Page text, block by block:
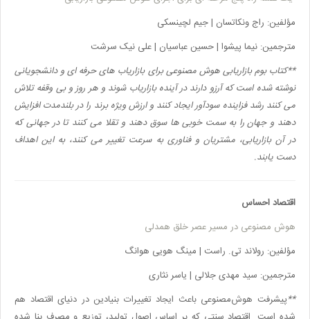
مؤلفین: راج ونکاتسان | جیم لچینسکی
مترجمین: نیما پیشوا | حسین عباسیان | علی نیک سرشت
**کتاببوم بازاریابی هوش مصنوعی برای بازاریاب های حرفه ای و دانشجویانی
نوشته شده است که آرزو دارند در آینده بازاریاب شوند و هر روز و بی وقفه تلاش
می کنند رشد فزاینده سودآور ایجاد کنند و ارزش ویژه برند را در بلندمدت افزایش
دهند و جهان را به سمت خوبی ها سوق دهند و تقلا می کنند تا در جهانی که
در آن بازاریابی، مشتریان و فناوری به سرعت تغییر می کنند، به این اهداف
دست یابند.
اقتصاد احساس
هوش مصنوعی در مسیر عصر خلق همدلی
مؤلفین: رولاند تی. راست | مینگ هویی هوانگ
مترجمین: سید مهدی جلالی | یاسر نثاری
پیشرفت هوش‌مصنوعی باعث ایجاد تغییرات بنیادین در دنیای اقتصاد هم